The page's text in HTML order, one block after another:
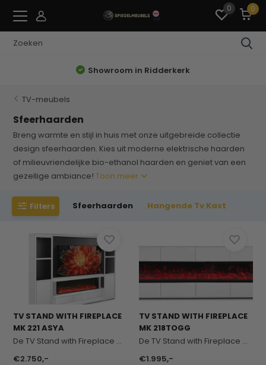
0 0
Showroom in Ridderkerk
TV-meubels
Sfeerhaarden
Breng warmte en stijl in huis met onze uitgebreide collectie
design sfeerhaarden. Kies uit moderne elektrische haarden
of milieuvriendelijke bio-ethanol haarden en geniet van een
gezellige ambiance!Toon meer
Filters Sfeerhaarden Hangende Tv Kast
TV STAND WITH FIREPLACE
MK 221 ASYA
De TV Stand with Fireplace Asya combineert stijl...
€2.750,-
TV STAND WITH FIREPLACE
MK 218TOGG
De TV Stand with Fireplace MK 218TOGG combineert...
€1.995,-